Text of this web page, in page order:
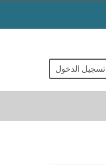
تسجيل الدخول